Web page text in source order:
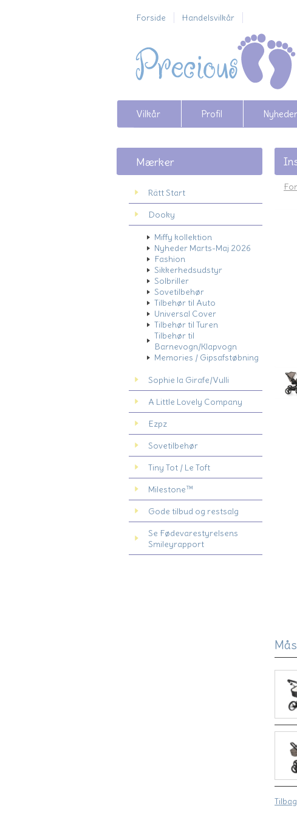
Forside Handelsvilkår
Vilkår Profil Nyheder
Mærker
Rätt Start
Dooky
Miffy kollektion
Nyheder Marts-Maj 2026
Fashion
Sikkerhedsudstyr
Solbriller
Sovetilbehør
Tilbehør til Auto
Universal Cover
Tilbehør til Turen
Tilbehør til
Barnevogn/Klapvogn
Memories / Gipsafstøbning
Sophie la Girafe/Vulli
A Little Lovely Company
Ezpz
Sovetilbehør
Tiny Tot / Le Toft
Milestone™
Gode tilbud og restsalg
Se Fødevarestyrelsens
Smileyrapport